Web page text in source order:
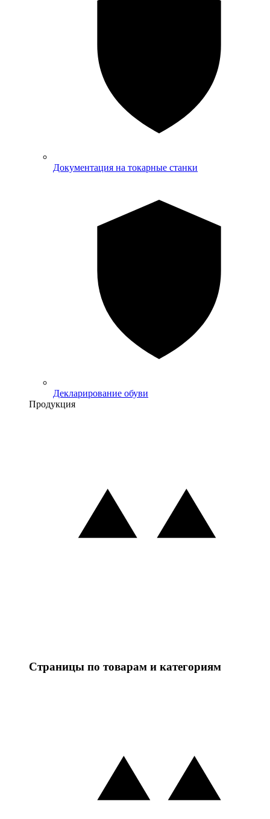
Документация на токарные станки
Декларирование обуви
Продукция
Страницы по товарам и категориям